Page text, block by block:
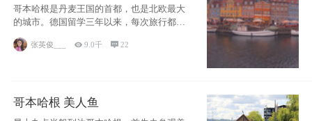
哥本哈根是丹麦王国的首都，也是北欧最大
的城市。德国留学三年以来，每次旅行都是
张英俊___ 9.0千 22
哥本哈根 美人鱼